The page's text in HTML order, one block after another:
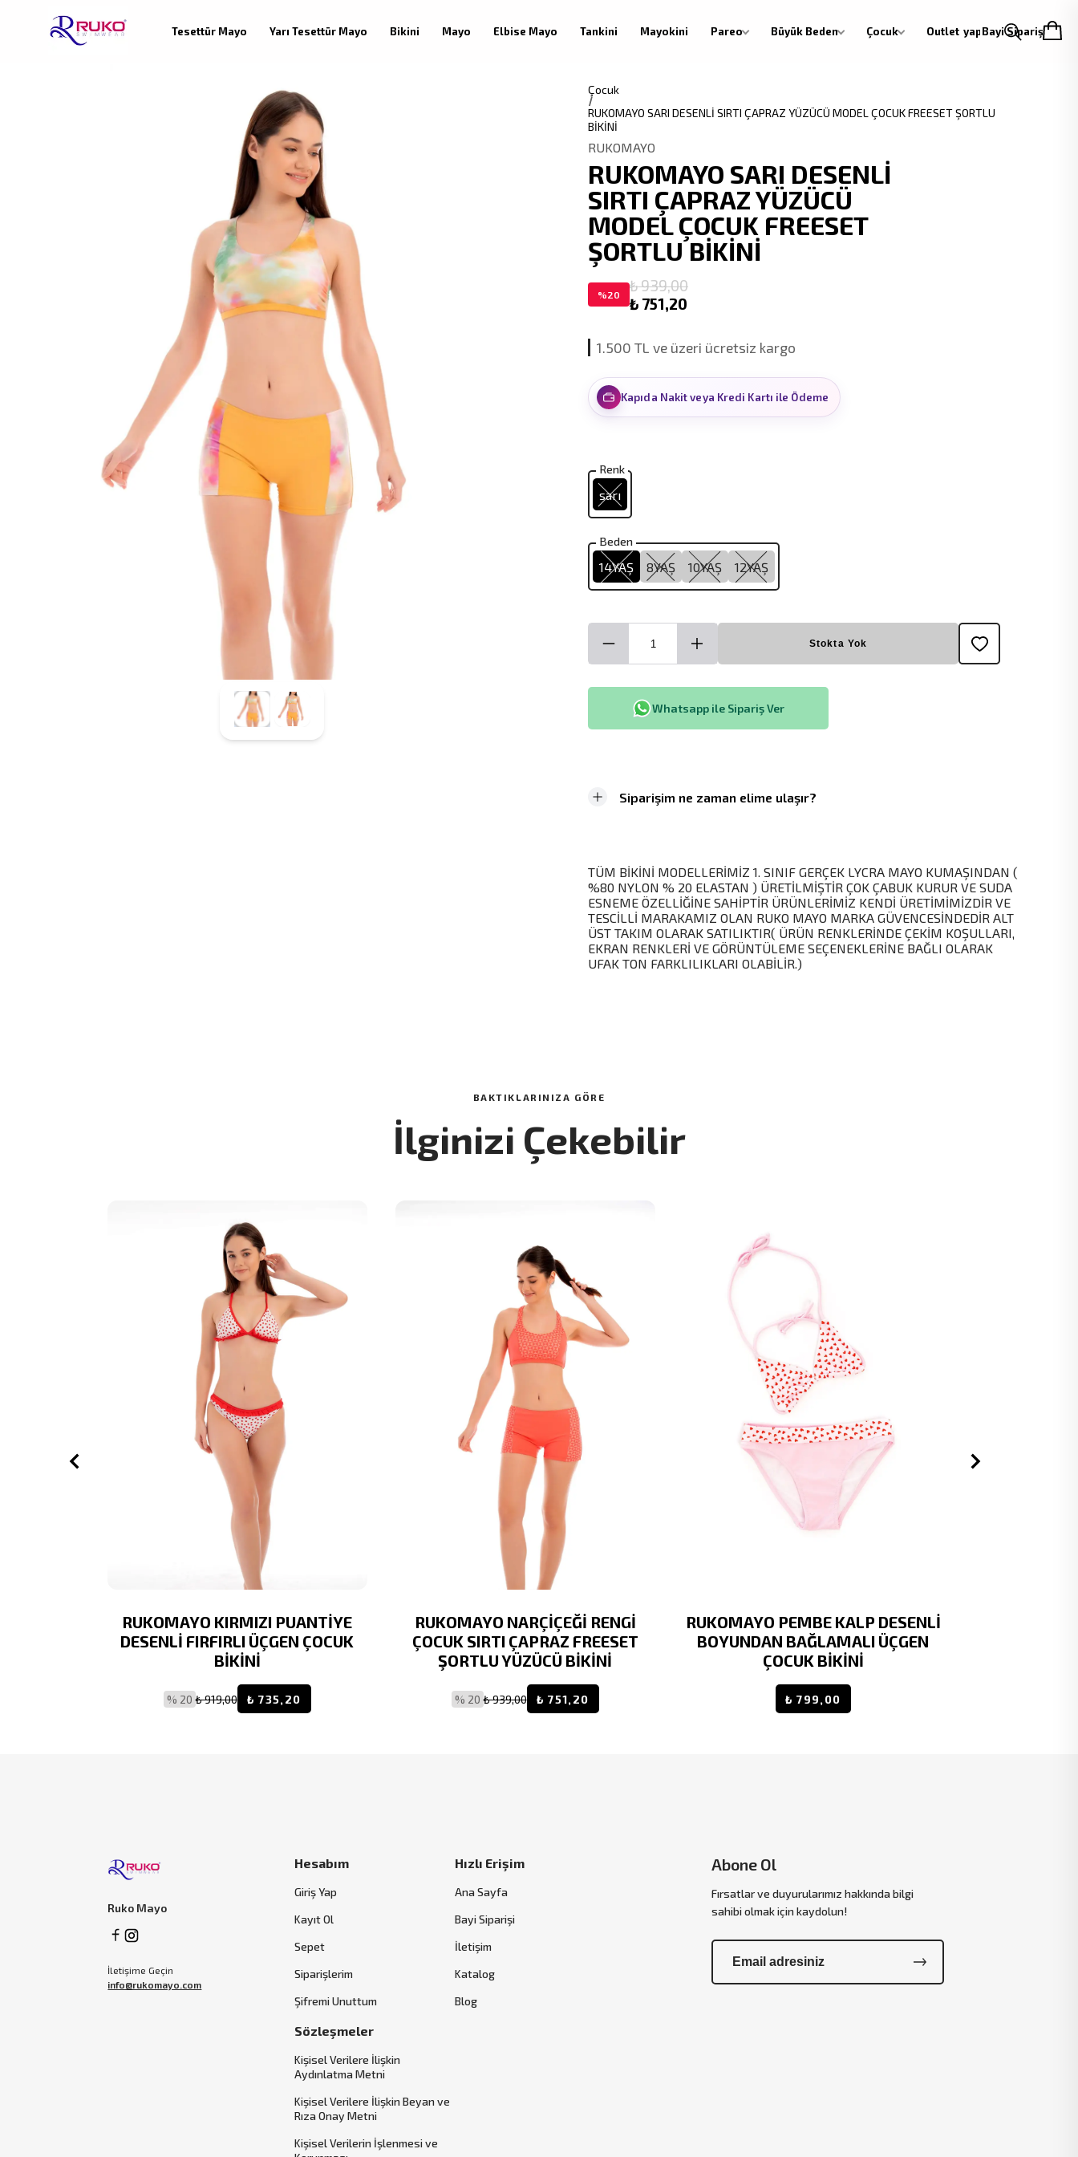
Tesettür Mayo Yarı Tesettür Mayo Bikini Mayo Elbise Mayo Tankini Mayokini Pareo Büyük Beden Çocuk Outlet Bayi Siparişi
Giriş yap
Çocuk
RUKOMAYO SARI DESENLİ SIRTI ÇAPRAZ YÜZÜCÜ MODEL ÇOCUK FREESET ŞORTLU
BİKİNİ
RUKOMAYO
RUKOMAYO SARI DESENLİ
SIRTI ÇAPRAZ YÜZÜCÜ
MODEL ÇOCUK FREESET
ŞORTLU BİKİNİ
%20
₺ 939,00
₺ 751,20
1.500 TL ve üzeri ücretsiz kargo
Kapıda Nakit veya Kredi Kartı ile Ödeme
Renk
sarı
Beden
14YAŞ 8YAŞ 10YAŞ 12YAŞ
Stokta Yok
Whatsapp ile Sipariş Ver
Siparişim ne zaman elime ulaşır?
TÜM BİKİNİ MODELLERİMİZ 1. SINIF GERÇEK LYCRA MAYO KUMAŞINDAN (
%80 NYLON % 20 ELASTAN ) ÜRETİLMİŞTİR ÇOK ÇABUK KURUR VE SUDA
ESNEME ÖZELLİĞİNE SAHİPTİR ÜRÜNLERİMİZ KENDİ ÜRETİMİMİZDİR VE
TESCİLLİ MARAKAMIZ OLAN RUKO MAYO MARKA GÜVENCESİNDEDİR ALT
ÜST TAKIM OLARAK SATILIKTIR( ÜRÜN RENKLERİNDE ÇEKİM KOŞULLARI,
EKRAN RENKLERİ VE GÖRÜNTÜLEME SEÇENEKLERİNE BAĞLI OLARAK
UFAK TON FARKLILIKLARI OLABİLİR.)
BAKTIKLARINIZA GÖRE
İlginizi Çekebilir
RUKOMAYO KIRMIZI PUANTİYE
DESENLİ FIRFIRLI ÜÇGEN ÇOCUK
BİKİNİ
% 20 ₺ 919,00 ₺ 735,20
RUKOMAYO NARÇİÇEĞİ RENGİ
ÇOCUK SIRTI ÇAPRAZ FREESET
ŞORTLU YÜZÜCÜ BİKİNİ
% 20 ₺ 939,00 ₺ 751,20
RUKOMAYO PEMBE KALP DESENLİ
BOYUNDAN BAĞLAMALI ÜÇGEN
ÇOCUK BİKİNİ
₺ 799,00
Ruko Mayo
İletişime Geçin
info@rukomayo.com
Hesabım
Giriş Yap
Kayıt Ol
Sepet
Siparişlerim
Şifremi Unuttum
Hızlı Erişim
Ana Sayfa
Bayi Siparişi
İletişim
Katalog
Blog
Sözleşmeler
Kişisel Verilere İlişkin
Aydınlatma Metni
Kişisel Verilere İlişkin Beyan ve
Rıza Onay Metni
Kişisel Verilerin İşlenmesi ve
Abone Ol
Fırsatlar ve duyurularımız hakkında bilgi
sahibi olmak için kaydolun!